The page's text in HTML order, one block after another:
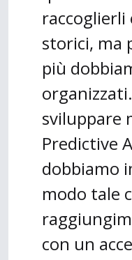
raccoglierli
storici, ma
più
sviluppare
Predictive
dobbiamo
modo tale
con un